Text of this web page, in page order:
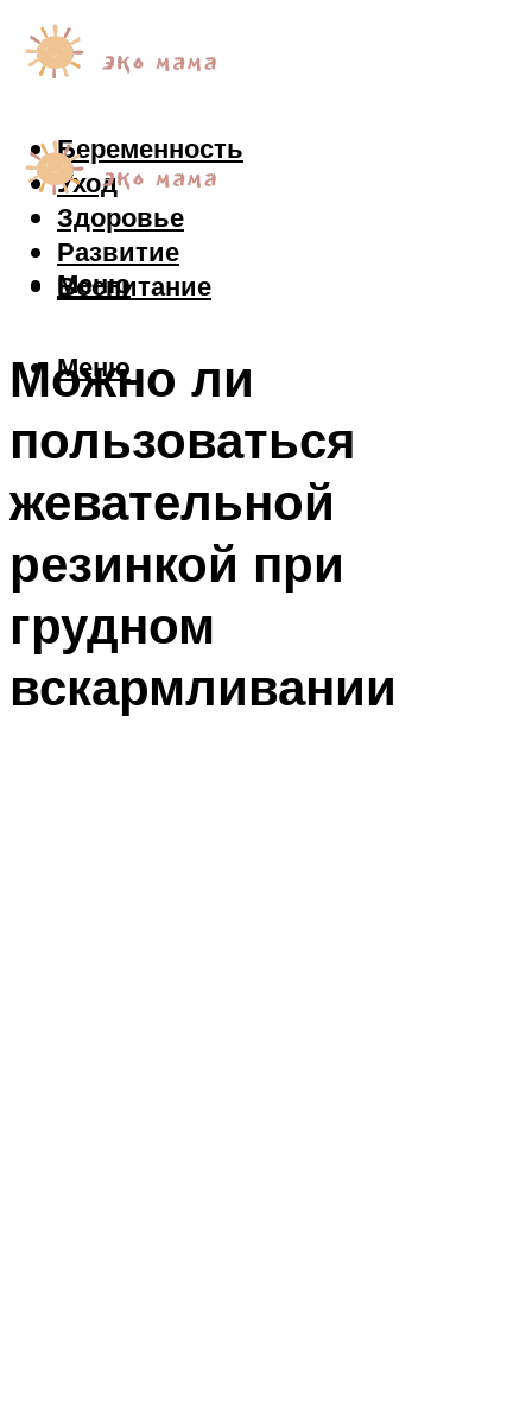
Беременность
Уход
Здоровье
Развитие
Воспитание
Меню
Меню
Можно ли
пользоваться
жевательной
резинкой при
грудном
вскармливании